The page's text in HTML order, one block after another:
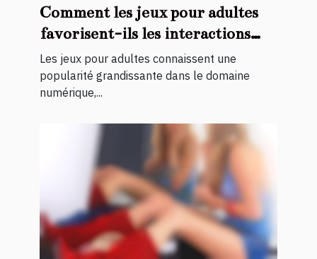
Comment les jeux pour adultes
favorisent-ils les interactions
virtuelles ?
Les jeux pour adultes connaissent une
popularité grandissante dans le domaine
numérique,...